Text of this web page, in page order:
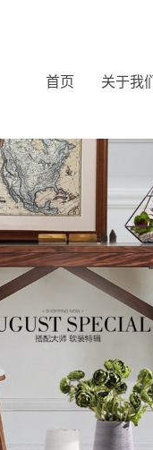
首页 关于我们